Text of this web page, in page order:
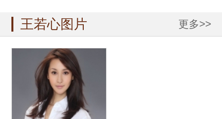
王若心图片 更多>>